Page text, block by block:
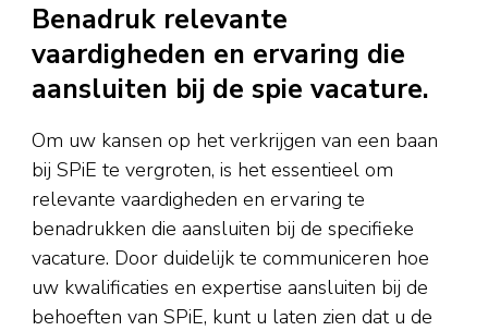
Benadruk relevante
vaardigheden en ervaring die
aansluiten bij de spie vacature.
Om uw kansen op het verkrijgen van een baan
bij SPiE te vergroten, is het essentieel om
relevante vaardigheden en ervaring te
benadrukken die aansluiten bij de specifieke
vacature. Door duidelijk te communiceren hoe
uw kwalificaties en expertise aansluiten bij de
behoeften van SPiE, kunt u laten zien dat u de